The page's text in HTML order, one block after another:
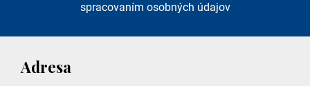
spracovaním osobných údajov
Adresa